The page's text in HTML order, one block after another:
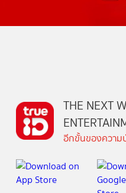
THE NEXT
อีกขั้นของความ